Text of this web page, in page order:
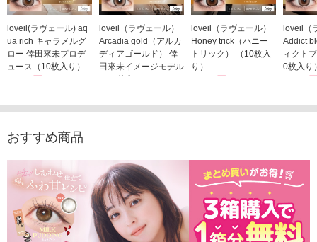
loveil(ラヴェール) aq
ua rich キャラメルグ
ロー 倖田來未プロデ
ュース（10枚入り）
loveil（ラヴェール）
Arcadia gold（アルカ
ディアゴールド） 倖
田來未イメージモデル
loveil（ラヴェール）
Honey trick（ハニー
トリック） （10枚入
り）
loveil（
Addict
ィクト
0枚入り
おすすめ商品